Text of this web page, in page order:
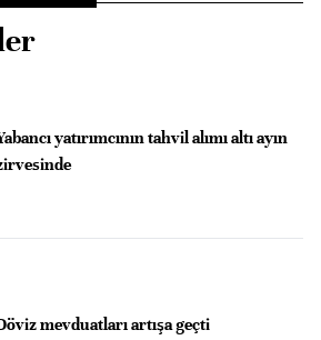
yatırımcının tahvil alımı altı ayın
mevduatları artışa geçti